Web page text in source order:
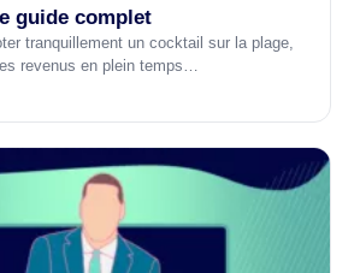
guide complet
tranquillement un cocktail sur la plage,
revenus en plein temps…